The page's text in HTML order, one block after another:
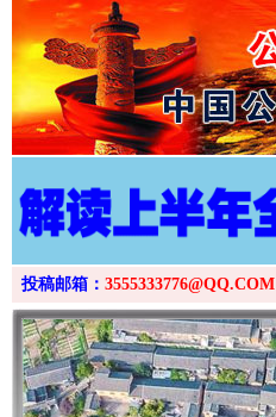
投稿邮箱： 3555333776@QQ.COM